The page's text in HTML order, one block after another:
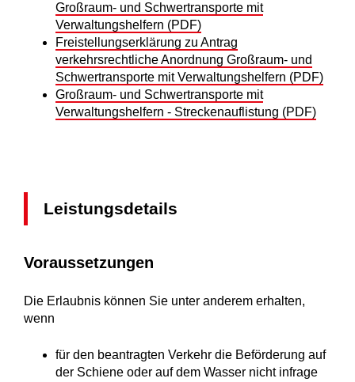
Großraum- und Schwertransporte mit
Verwaltungshelfern (PDF)
Freistellungserklärung zu Antrag
verkehrsrechtliche Anordnung Großraum- und
Schwertransporte mit Verwaltungshelfern (PDF)
Großraum- und Schwertransporte mit
Verwaltungshelfern - Streckenauflistung (PDF)
Leistungsdetails
Voraussetzungen
Die Erlaubnis können Sie unter anderem erhalten,
wenn
für den beantragten Verkehr die Beförderung auf
der Schiene oder auf dem Wasser nicht infrage